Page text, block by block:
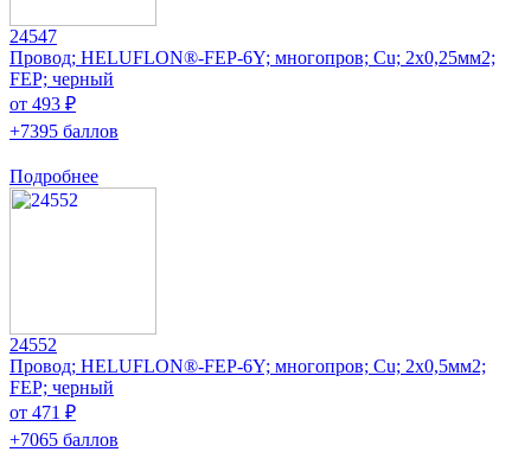
24547
Провод; HELUFLON®-FEP-6Y; многопров; Cu; 2x0,25мм2;
FEP; черный
от 493 ₽
+7395 баллов
Подробнее
24552
Провод; HELUFLON®-FEP-6Y; многопров; Cu; 2x0,5мм2;
FEP; черный
от 471 ₽
+7065 баллов